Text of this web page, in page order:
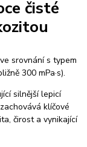
čisté
srovnání s typem
300 mPa·s).
silnější lepicí
klíčové
čirost a vynikající